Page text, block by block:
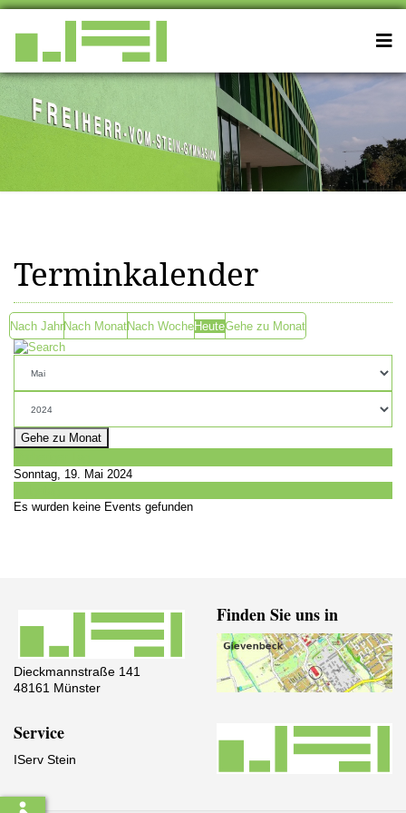
Terminkalender
Nach JahrNach MonatNach WocheHeuteGehe zu Monat
Gehe zu Monat
Sonntag, 19. Mai 2024
Es wurden keine Events gefunden
Dieckmannstraße 141
48161 Münster
Finden Sie uns in
Service
IServ Stein